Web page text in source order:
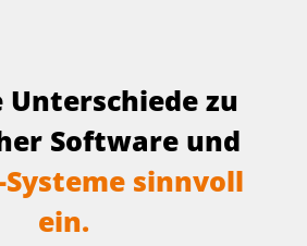
Unterschiede zu
er Software und
Systeme sinnvoll
ein.